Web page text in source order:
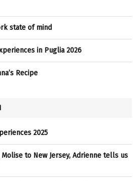
state of mind
in Puglia 2026
Recipe
2025
Molise to New Jersey, Adrienne tells us